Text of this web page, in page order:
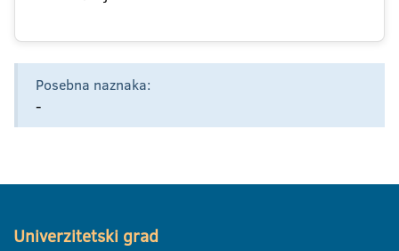
Posebna naznaka:
-
Univerzitetski grad